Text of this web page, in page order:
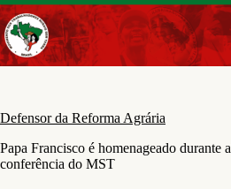
Pular
para
o
conteúdo
Defensor da Reforma Agrária
Papa Francisco é homenageado durante
conferência do MST